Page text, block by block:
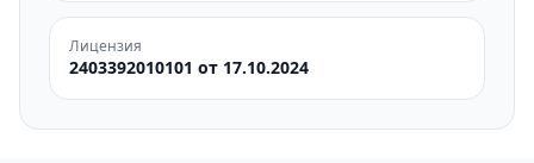
Лицензия
2403392010101 от 17.10.2024